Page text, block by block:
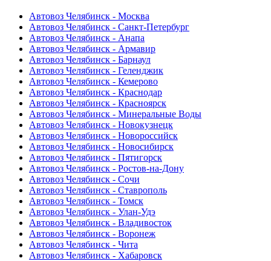
Автовоз Челябинск - Москва
Автовоз Челябинск - Санкт-Петербург
Автовоз Челябинск - Анапа
Автовоз Челябинск - Армавир
Автовоз Челябинск - Барнаул
Автовоз Челябинск - Геленджик
Автовоз Челябинск - Кемерово
Автовоз Челябинск - Краснодар
Автовоз Челябинск - Красноярск
Автовоз Челябинск - Минеральные Воды
Автовоз Челябинск - Новокузнецк
Автовоз Челябинск - Новороссийск
Автовоз Челябинск - Новосибирск
Автовоз Челябинск - Пятигорск
Автовоз Челябинск - Ростов-на-Дону
Автовоз Челябинск - Сочи
Автовоз Челябинск - Ставрополь
Автовоз Челябинск - Томск
Автовоз Челябинск - Улан-Удэ
Автовоз Челябинск - Владивосток
Автовоз Челябинск - Воронеж
Автовоз Челябинск - Чита
Автовоз Челябинск - Хабаровск